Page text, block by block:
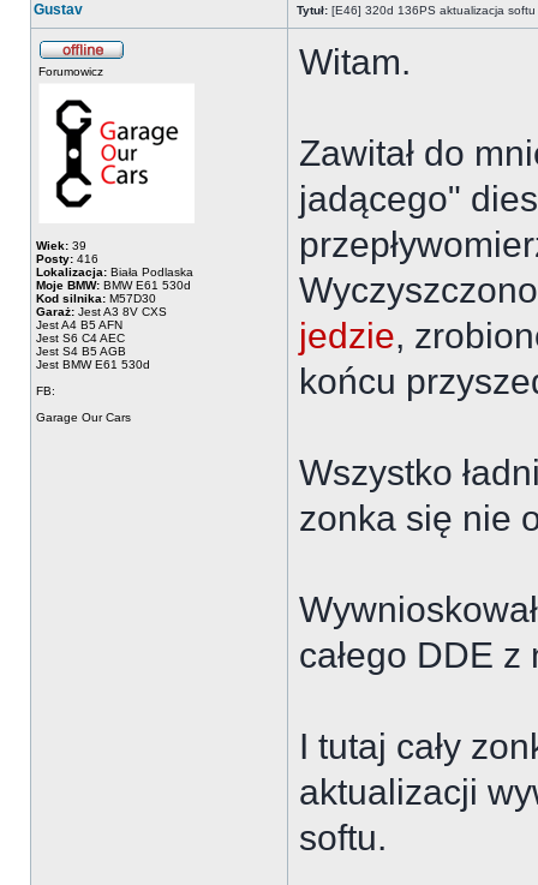
Gustav Tytuł: [E46] 320d 136PS aktualizacja softu
Forumowicz
Wiek: 39
Posty: 416
Lokalizacja: Biała Podlaska
Moje BMW: BMW E61 530d
Kod silnika: M57D30
Garaż: Jest A3 8V CXS
Jest A4 B5 AFN
Jest S6 C4 AEC
Jest S4 B5 AGB
Jest BMW E61 530d
FB:
Garage Our Cars
Witam.
Zawitał do
jadącego"
jedzie,
końcu
Wszystko
zonka się nie
całego DDE
I tutaj cały
aktualizacji
softu.